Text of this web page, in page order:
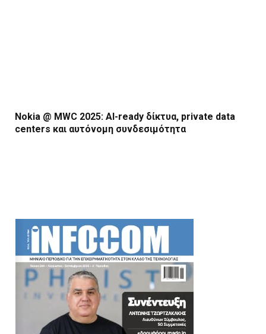
Nokia @ MWC 2025: AI-ready δίκτυα, private data
centers και αυτόνομη συνδεσιμότητα